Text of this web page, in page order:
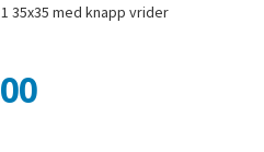
35x35 med knapp vrider